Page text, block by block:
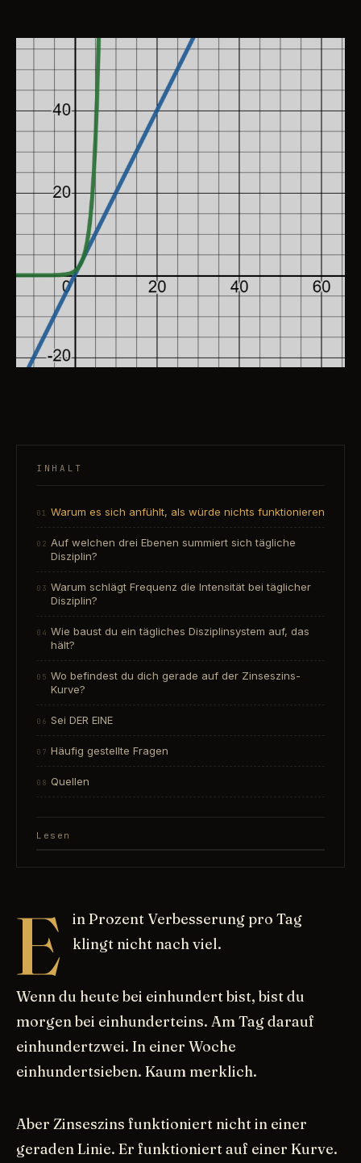
INHALT
Warum es sich anfühlt, als würde nichts funktionieren
Auf welchen drei Ebenen summiert sich tägliche
Disziplin?
Warum schlägt Frequenz die Intensität bei täglicher
Disziplin?
Wie baust du ein tägliches Disziplinsystem auf, das
hält?
Wo befindest du dich gerade auf der Zinseszins-
Kurve?
Sei DER EINE
Häufig gestellte Fragen
Quellen
Lesen
E
in Prozent Verbesserung pro Tag
klingt nicht nach viel.
Wenn du heute bei einhundert bist, bist du
morgen bei einhunderteins. Am Tag darauf
einhundertzwei. In einer Woche
einhundertsieben. Kaum merklich.
Aber Zinseszins funktioniert nicht in einer
geraden Linie. Er funktioniert auf einer Kurve.